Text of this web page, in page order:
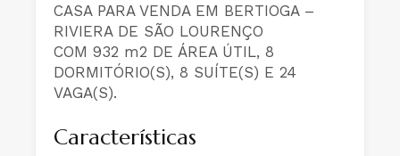
CASA PARA VENDA EM BERTIOGA –
RIVIERA DE SÃO LOURENÇO
COM 932 m2 DE ÁREA ÚTIL, 8
DORMITÓRIO(S), 8 SUÍTE(S) E 24
VAGA(S).
Características